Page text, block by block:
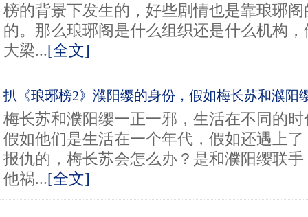
榜的背景下发生的，好些剧情也是靠琅琊
的。那么琅琊阁是什么组织还是什么机构
大梁...[全文]
扒《琅琊榜2》濮阳缨的身份，假如梅长苏和濮阳
梅长苏和濮阳缨一正一邪，生活在不同的
假如他们是生活在一个年代，假如还遇上
报仇的，梅长苏会怎么办？是和濮阳缨联
他祸...[全文]